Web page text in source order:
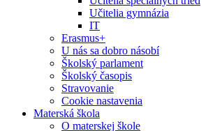
Učitelia gymnázia
IT
Erasmus+
U nás sa dobro násobí
Školský parlament
Školský časopis
Stravovanie
Cookie nastavenia
Materská škola
O materskej škole